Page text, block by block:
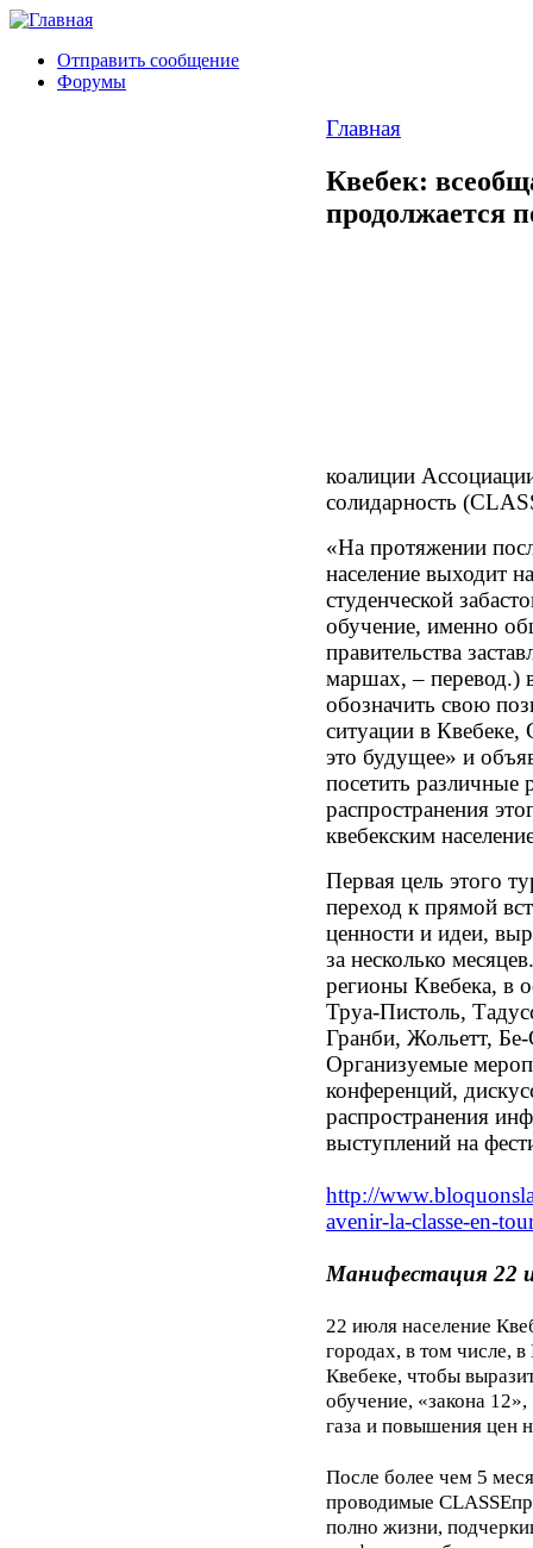
Отправить сообщение
Форумы
Главная
Квебек:
продолжается
коалиции
солидарность
«На протяжении
население выходит
студенческой
обучение, именно
правительства
маршах, – перевод.)
обозначить свою
ситуации в
это будущее» и
посетить различные
распространения
квебекским
Первая цель этого
переход к прямой
ценности и идеи,
за несколько
регионы Квебека, в
Труа-Пистоль,
Гранби, Жольетт,
Организуемые
конференций,
распространения
выступлений на
http://
avenir-la-classe-en-
Манифестация 22
22 июля население
городах, в том числе,
Квебеке, чтобы
обучение, «закона
газа и повышения цен
После более чем 5
проводимые CLASSE
полно жизни,